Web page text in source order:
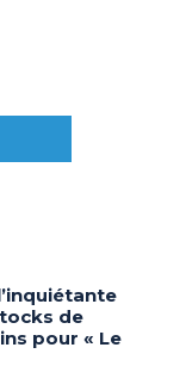
de
pour « Le